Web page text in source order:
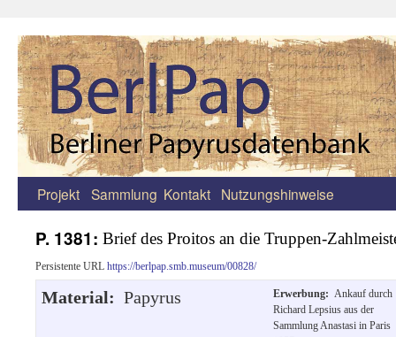
Zum
springen
Projekt Sammlung Kontakt Nutzungshinweise
P. 1381: Brief des Proitos an die Truppen-
Persistente URL https://berlpap.smb.museum/00828/
Material: Papyrus Erwerbung: Ankauf durch
Richard Lepsius aus der
Sammlung Anastasi in Paris